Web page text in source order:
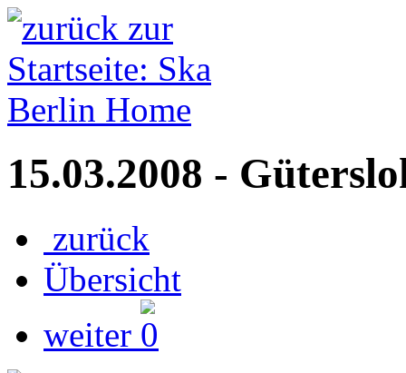
15.03.2008 -
zurück
Übersicht
weiter